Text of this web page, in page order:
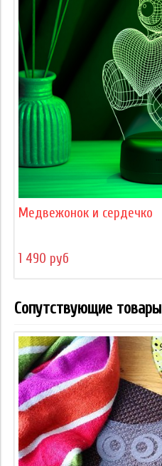
Медвежонок и сердечко
1 490 руб
Сопутствующие товары